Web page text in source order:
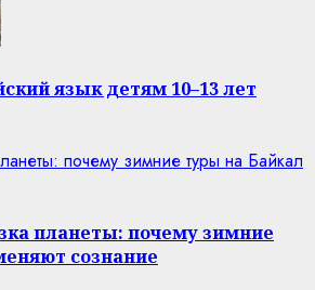
язык детям 10–13 лет
почему зимние туры на Байкал
планеты: почему зимние
сознание